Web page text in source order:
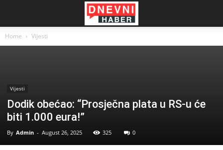
Home Vijesti
Vijesti
Dodik obećao: “Prosječna plata u RS-u će
biti 1.000 eura!”
By Admin - August 26, 2025 325 0